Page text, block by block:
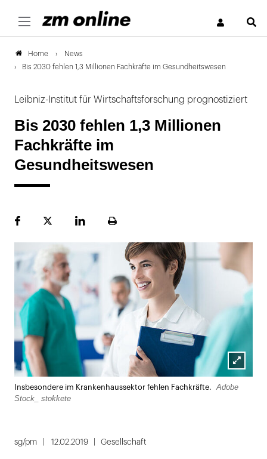
Home
News
Bis 2030 fehlen 1,3 Millionen Fachkräfte im Gesundheitswesen
Leibniz-Institut für Wirtschaftsforschung prognostiziert
Bis 2030 fehlen 1,3 Millionen
Fachkräfte im
Gesundheitswesen
FacebookPlattformLinekdInSeite
Lightbox
öffnen
Insbesondere im Krankenhaussektor fehlen Fachkräfte.
Adobe
Stock_ stokkete
sg/pm 12.02.2019 Gesellschaft